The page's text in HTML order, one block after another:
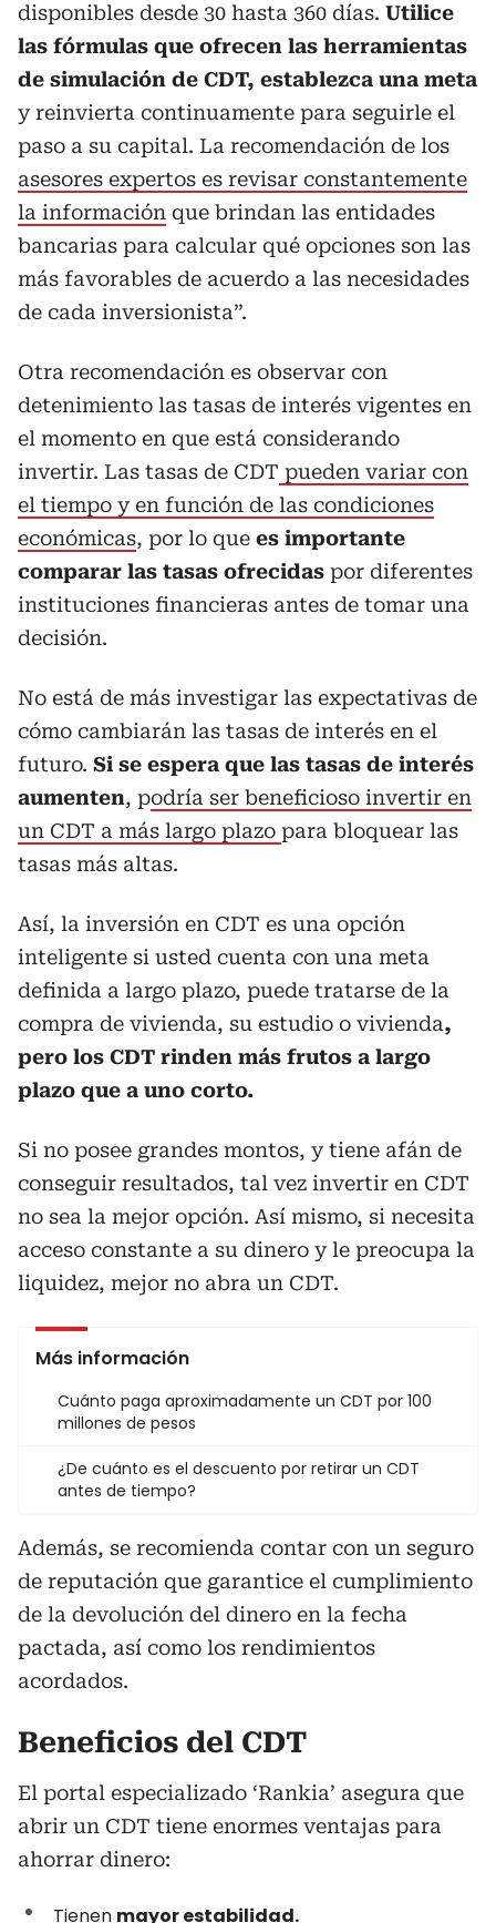
disponibles desde 30 hasta 360 días. Utilice
las fórmulas que ofrecen las herramientas
de simulación de CDT, establezca una meta
y reinvierta continuamente para seguirle el
paso a su capital. La recomendación de los
asesores expertos es revisar constantemente
la información que brindan las entidades
bancarias para calcular qué opciones son las
más favorables de acuerdo a las necesidades
de cada inversionista”.
Otra recomendación es observar con
detenimiento las tasas de interés vigentes en
el momento en que está considerando
invertir. Las tasas de CDT pueden variar con
el tiempo y en función de las condiciones
económicas, por lo que es importante
comparar las tasas ofrecidas por diferentes
instituciones financieras antes de tomar una
decisión.
No está de más investigar las expectativas de
cómo cambiarán las tasas de interés en el
futuro. Si se espera que las tasas de interés
aumenten, podría ser beneficioso invertir en
un CDT a más largo plazo para bloquear las
tasas más altas.
Así, la inversión en CDT es una opción
inteligente si usted cuenta con una meta
definida a largo plazo, puede tratarse de la
compra de vivienda, su estudio o vivienda,
pero los CDT rinden más frutos a largo
plazo que a uno corto.
Si no posee grandes montos, y tiene afán de
conseguir resultados, tal vez invertir en CDT
no sea la mejor opción. Así mismo, si necesita
acceso constante a su dinero y le preocupa la
liquidez, mejor no abra un CDT.
Más información
Cuánto paga aproximadamente un CDT por 100
millones de pesos
¿De cuánto es el descuento por retirar un CDT
antes de tiempo?
Además, se recomienda contar con un seguro
de reputación que garantice el cumplimiento
de la devolución del dinero en la fecha
pactada, así como los rendimientos
acordados.
Beneficios del CDT
El portal especializado ‘Rankia’ asegura que
abrir un CDT tiene enormes ventajas para
ahorrar dinero:
Tienen mayor estabilidad.